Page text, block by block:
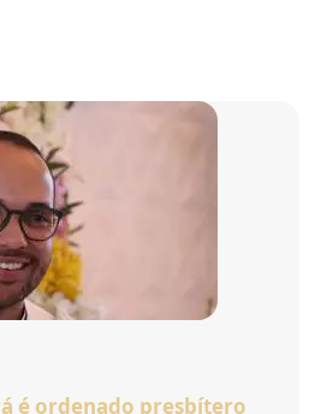
é ordenado presbítero